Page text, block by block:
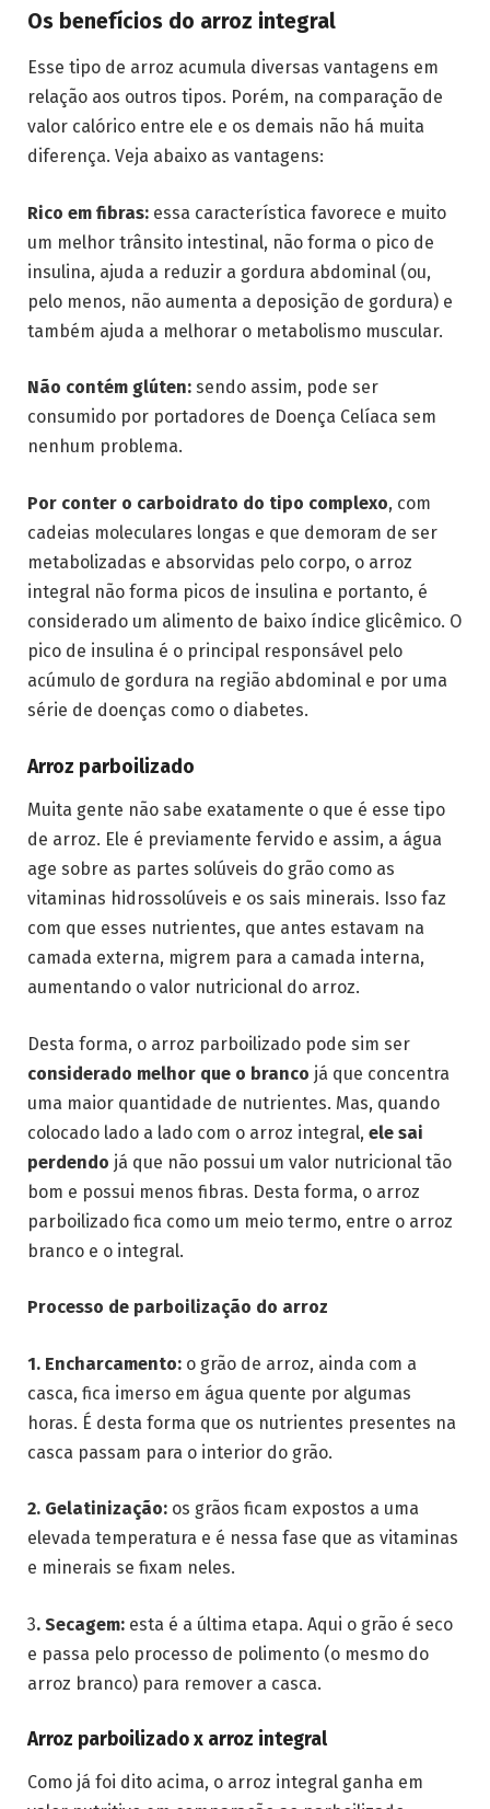
Os benefícios do arroz integral
Esse tipo de arroz acumula diversas vantagens em
relação aos outros tipos. Porém, na comparação de
valor calórico entre ele e os demais não há muita
diferença. Veja abaixo as vantagens:
Rico em fibras: essa característica favorece e muito
um melhor trânsito intestinal, não forma o pico de
insulina, ajuda a reduzir a gordura abdominal (ou,
pelo menos, não aumenta a deposição de gordura) e
também ajuda a melhorar o metabolismo muscular.
Não contém glúten: sendo assim, pode ser
consumido por portadores de Doença Celíaca sem
nenhum problema.
Por conter o carboidrato do tipo complexo, com
cadeias moleculares longas e que demoram de ser
metabolizadas e absorvidas pelo corpo, o arroz
integral não forma picos de insulina e portanto, é
considerado um alimento de baixo índice glicêmico. O
pico de insulina é o principal responsável pelo
acúmulo de gordura na região abdominal e por uma
série de doenças como o diabetes.
Arroz parboilizado
Muita gente não sabe exatamente o que é esse tipo
de arroz. Ele é previamente fervido e assim, a água
age sobre as partes solúveis do grão como as
vitaminas hidrossolúveis e os sais minerais. Isso faz
com que esses nutrientes, que antes estavam na
camada externa, migrem para a camada interna,
aumentando o valor nutricional do arroz.
Desta forma, o arroz parboilizado pode sim ser
considerado melhor que o branco já que concentra
uma maior quantidade de nutrientes. Mas, quando
colocado lado a lado com o arroz integral, ele sai
perdendo já que não possui um valor nutricional tão
bom e possui menos fibras. Desta forma, o arroz
parboilizado fica como um meio termo, entre o arroz
branco e o integral.
Processo de parboilização do arroz
1. Encharcamento: o grão de arroz, ainda com a
casca, fica imerso em água quente por algumas
horas. É desta forma que os nutrientes presentes na
casca passam para o interior do grão.
2. Gelatinização: os grãos ficam expostos a uma
elevada temperatura e é nessa fase que as vitaminas
e minerais se fixam neles.
3. Secagem: esta é a última etapa. Aqui o grão é seco
e passa pelo processo de polimento (o mesmo do
arroz branco) para remover a casca.
Arroz parboilizado x arroz integral
Como já foi dito acima, o arroz integral ganha em